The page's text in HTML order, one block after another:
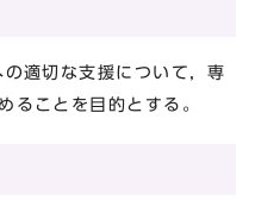
適切な支援について，専
ることを目的とする。